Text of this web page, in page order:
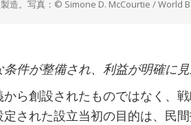
造。写真：© Simone D. McCourtie / World
件が整備され、利益が明確に
ら創設されたものではなく、
された設立当初の目的は、民